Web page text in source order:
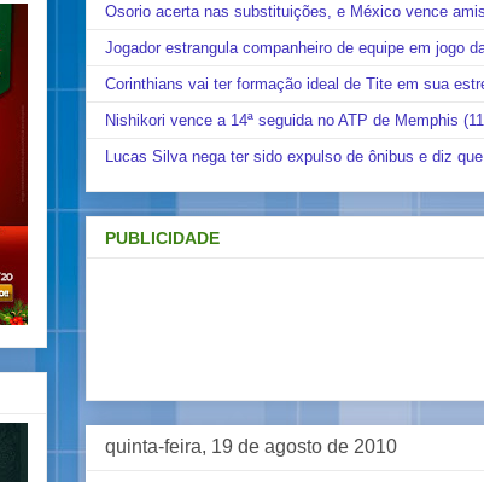
Osorio acerta nas substituições, e México vence
Jogador estrangula companheiro de equipe em jogo
Corinthians vai ter formação ideal de Tite em sua
Nishikori vence a 14ª seguida no ATP de Memphis
Lucas Silva nega ter sido expulso de ônibus e diz
PUBLICIDADE
quinta-feira, 19 de agosto de 2010